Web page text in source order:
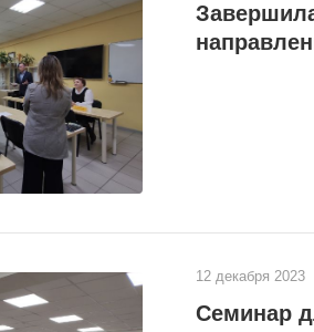
12 декабря 2023
Семинар